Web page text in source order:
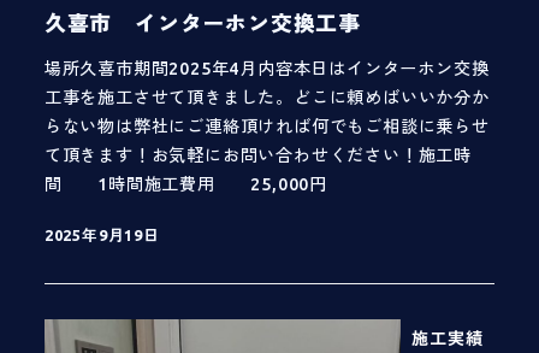
久喜市 インターホン交換工事
場所久喜市期間2025年4月内容本日はインターホン交換
工事を施工させて頂きました。どこに頼めばいいか分か
らない物は弊社にご連絡頂ければ何でもご相談に乗らせ
て頂きます！お気軽にお問い合わせください！施工時
間 1時間施工費用 25,000円
投稿日
2025年9月19日
施工実績